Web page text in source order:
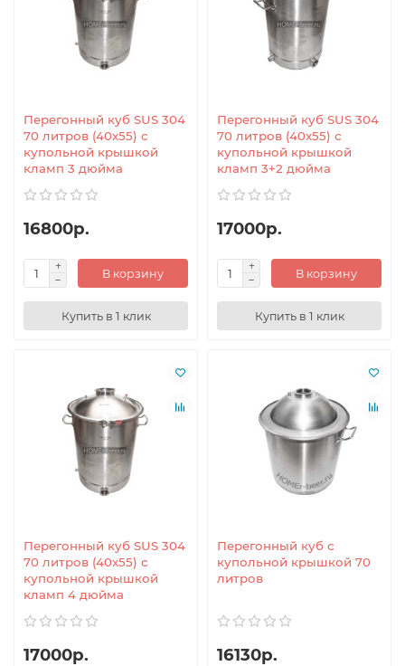
Перегонный куб SUS 304
70 литров (40x55) с
купольной крышкой
кламп 3 дюйма
16800р.
В корзину
Купить в 1 клик
Перегонный куб SUS 304
70 литров (40x55) с
купольной крышкой
кламп 3+2 дюйма
17000р.
В корзину
Купить в 1 клик
Перегонный куб SUS 304
70 литров (40x55) с
купольной крышкой
кламп 4 дюйма
17000р.
Перегонный куб с
купольной крышкой 70
литров
16130р.